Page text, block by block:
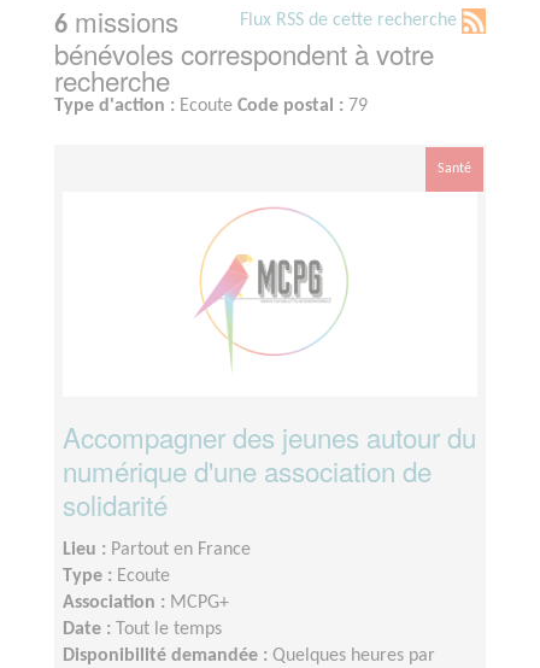
Flux RSS de cette recherche
6 missions
bénévoles correspondent à votre
recherche
Type d'action : Ecoute Code postal : 79
Santé
Accompagner des jeunes autour du
numérique d'une association de
solidarité
Lieu : Partout en France
Type : Ecoute
Association : MCPG+
Date :
Tout le temps
Disponibilité demandée : Quelques heures par